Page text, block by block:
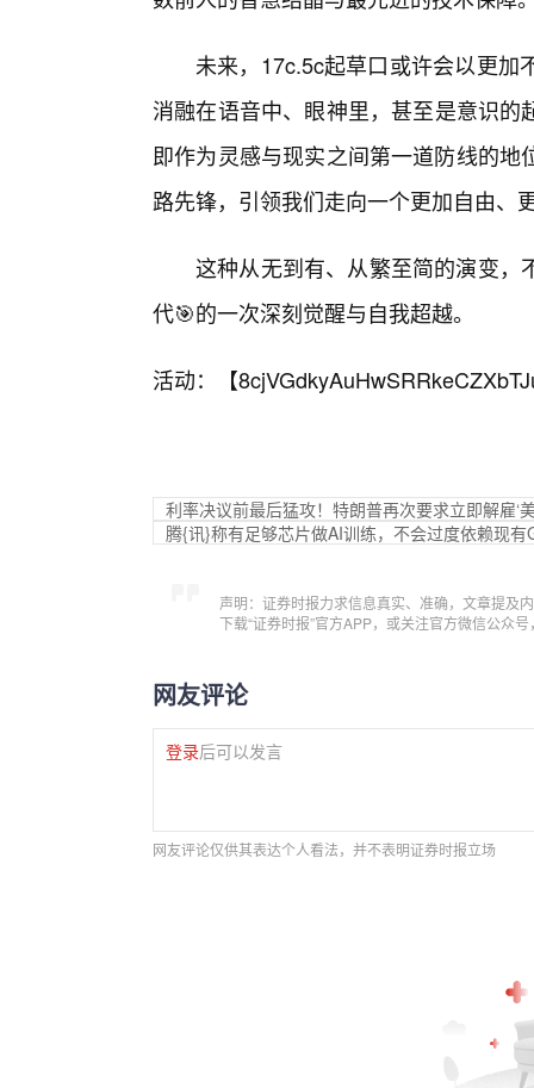
未来，17c.5c起草口或许会以更加
消融在语音中、眼神里，甚至是意识
即作为灵感与现实之间第一道防线的
路先锋，引领我们走向一个更加自由、
这种从无到有、从繁至简的演变，
代🎯的一次深刻觉醒与自我超越。
活动：【
利率决议前最后猛攻！特朗普再次要求立即解雇‘
腾{讯}称有足够芯片做AI训练，不会过度依赖现有
声明：证券时报力求信息真实、准确，文章提及
下载“证券时报”官方APP，或关注官方微信公众
网友评论
登录后可以发言
网友评论仅供其表达个人看法，并不表明证券时报立场